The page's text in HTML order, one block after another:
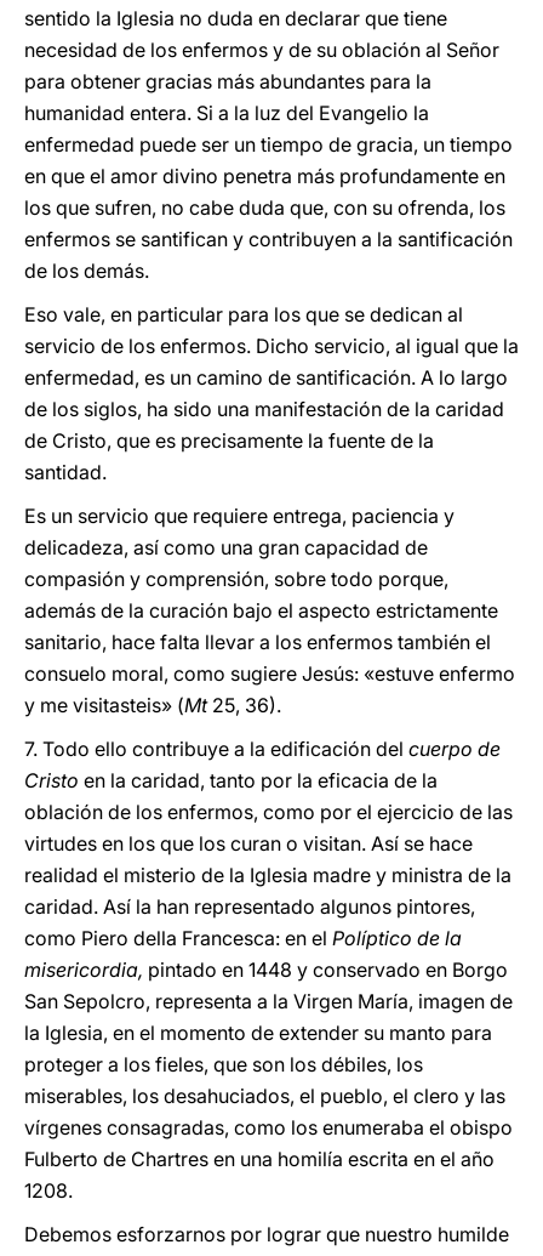
sentido la Iglesia no duda en declarar que tiene
necesidad de los enfermos y de su oblación al Señor
para obtener gracias más abundantes para la
humanidad entera. Si a la luz del Evangelio la
enfermedad puede ser un tiempo de gracia, un tiempo
en que el amor divino penetra más profundamente en
los que sufren, no cabe duda que, con su ofrenda, los
enfermos se santifican y contribuyen a la santificación
de los demás.
Eso vale, en particular para los que se dedican al
servicio de los enfermos. Dicho servicio, al igual que la
enfermedad, es un camino de santificación. A lo largo
de los siglos, ha sido una manifestación de la caridad
de Cristo, que es precisamente la fuente de la
santidad.
Es un servicio que requiere entrega, paciencia y
delicadeza, así como una gran capacidad de
compasión y comprensión, sobre todo porque,
además de la curación bajo el aspecto estrictamente
sanitario, hace falta llevar a los enfermos también el
consuelo moral, como sugiere Jesús: «estuve enfermo
y me visitasteis» (Mt25, 36).
7. Todo ello contribuye a la edificación del cuerpo de
Cristo en la caridad, tanto por la eficacia de la
oblación de los enfermos, como por el ejercicio de las
virtudes en los que los curan o visitan. Así se hace
realidad el misterio de la Iglesia madre y ministra de la
caridad. Así la han representado algunos pintores,
como Piero della Francesca: en el Políptico de la
misericordia, pintado en 1448 y conservado en Borgo
San Sepolcro, representa a la Virgen María, imagen de
la Iglesia, en el momento de extender su manto para
proteger a los fieles, que son los débiles, los
miserables, los desahuciados, el pueblo, el clero y las
vírgenes consagradas, como los enumeraba el obispo
Fulberto de Chartres en una homilía escrita en el año
1208.
Debemos esforzarnos por lograr que nuestro humilde